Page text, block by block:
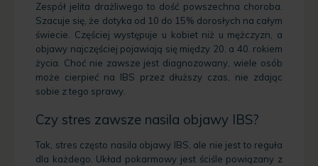
Zespół jelita drażliwego to dość powszechna choroba.
Szacuje się, że dotyka od 10 do 15% dorosłych na całym
świecie. Częściej występuje u kobiet niż u mężczyzn, a
objawy najczęściej pojawiają się między 20. a 40. rokiem
życia. Choć nie zawsze jest diagnozowany, wiele osób
może cierpieć na IBS przez dłuższy czas, nie zdając
sobie z tego sprawy.
Czy stres zawsze nasila objawy IBS?
Tak, stres często nasila objawy IBS, ale nie jest to reguła
dla każdego. Układ pokarmowy jest ściśle powiązany z